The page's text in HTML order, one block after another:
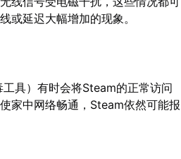
或延迟大幅增加的现象。
具）有时会将Steam的正常访问
家中网络畅通，Steam依然可能报